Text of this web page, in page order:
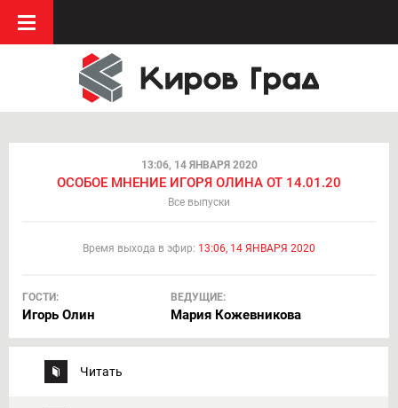
13:06, 14 ЯНВАРЯ 2020
Все выпуски
Время выхода в эфир:13:06, 14 ЯНВАРЯ 2020
ГОСТИ:
Игорь Олин
ВЕДУЩИЕ: